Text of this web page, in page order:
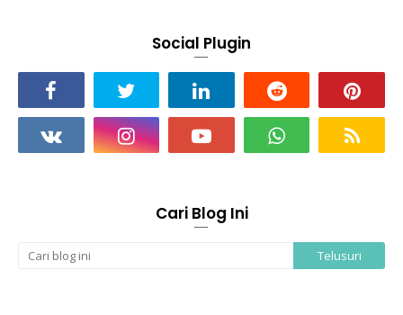
Social Plugin
Cari Blog Ini